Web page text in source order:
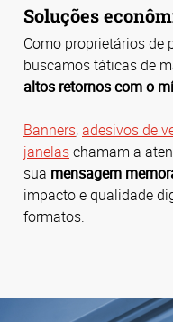
Soluções
Como proprietários de
buscamos táticas de
altos retornos com o
Banners,adesivos de
janelaschamam a
sua mensagem
impacto e qualidade
formatos.